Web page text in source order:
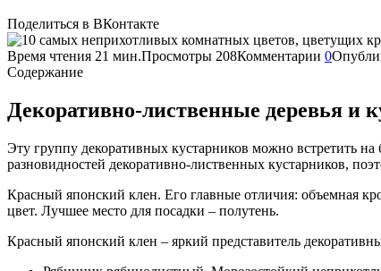
Поделиться в ВКонтакте
Время чтения 21 мин.Просмотры 208Комментарии 0
Содержание
Декоративно-лиственные деревья и
Эту группу декоративных кустарников можно встретить
разновидностей декоративно-лиственных кустарников,
Красный японский клен. Его главные отличия: объемная
цвет. Лучшее место для посадки – полутень.
Красный японский клен – яркий представитель